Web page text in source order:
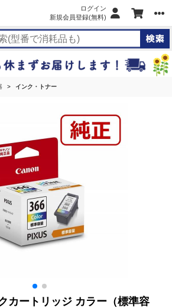
ログイン
新規会員登録(無料)
インク・トナー
カートリッジ カラー（標準容